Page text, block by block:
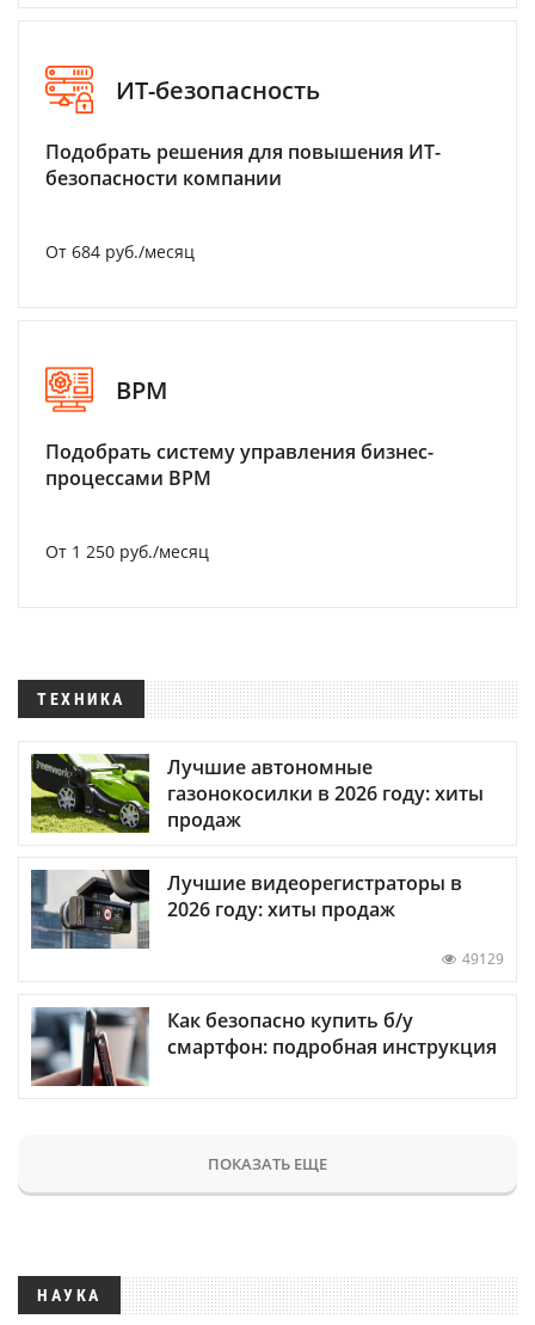
ИТ-безопасность
Подобрать решения для повышения ИТ-
безопасности компании
От 684 руб./месяц
BPM
Подобрать систему управления бизнес-
процессами BPM
От 1 250 руб./месяц
ТЕХНИКА
Лучшие автономные
газонокосилки в 2026 году: хиты
продаж
Лучшие видеорегистраторы в
2026 году: хиты продаж
49129
Как безопасно купить б/у
смартфон: подробная инструкция
ПОКАЗАТЬ ЕЩЕ
НАУКА